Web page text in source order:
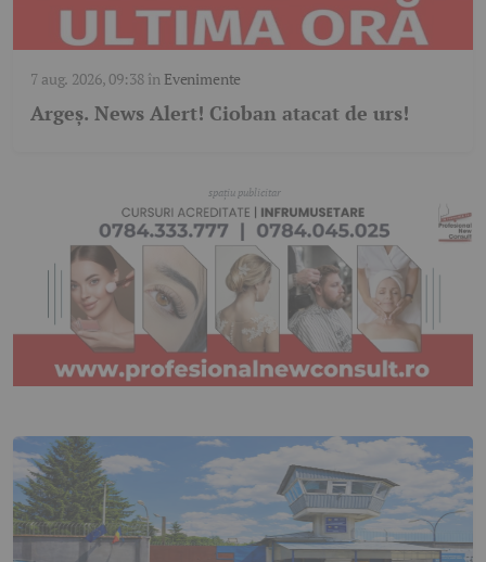
7 aug. 2026, 09:38în Evenimente
Argeş. News Alert! Cioban atacat de urs!